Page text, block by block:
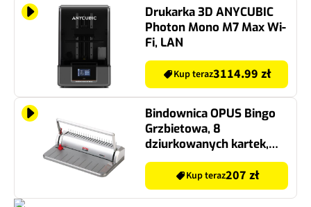
Drukarka 3D ANYCUBIC
Photon Mono M7 Max Wi-
Fi, LAN
Kup teraz3114.99 zł
Bindownica OPUS Bingo
Grzbietowa, 8
dziurkowanych kartek,
145 oprawianych kartek
Kup teraz207 zł